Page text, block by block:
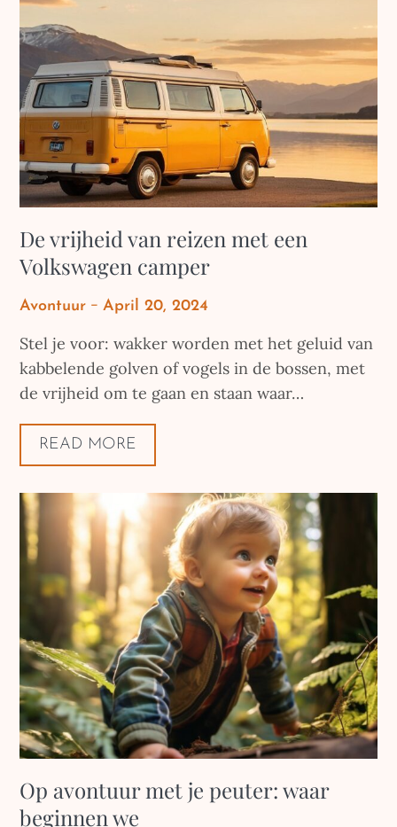
De vrijheid van reizen met een
Volkswagen camper
Avontuur
Posted
April 20, 2024
Stel je voor: wakker worden met het geluid van
kabbelende golven of vogels in de bossen, met
de vrijheid om te gaan en staan waar…
READ MORE
Op avontuur met je peuter: waar
beginnen we